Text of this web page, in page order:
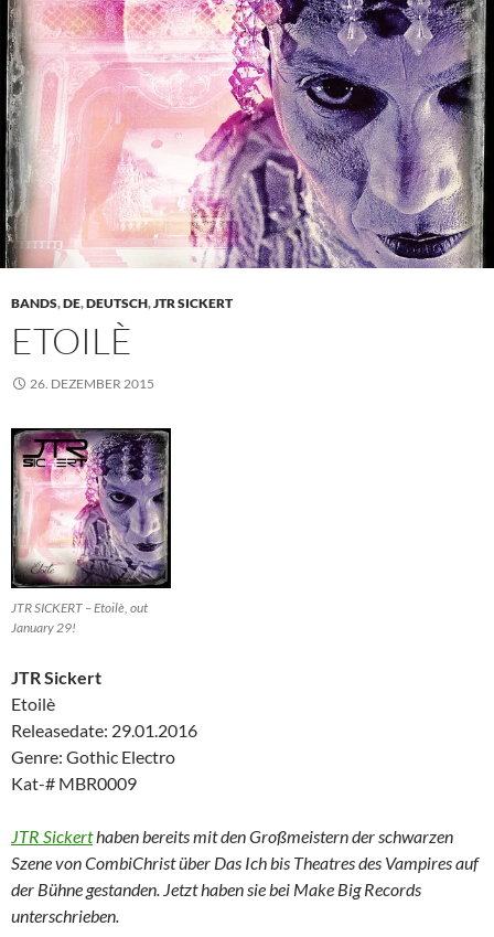
BANDS,DE,DEUTSCH,JTR SICKERT
ETOILÈ
26. DEZEMBER 2015
JTR SICKERT – Etoilè, out
January 29!
JTR Sickert
Etoilè
Releasedate: 29.01.2016
Genre: Gothic Electro
Kat-# MBR0009
JTR Sickerthaben bereits mit den Großmeistern der schwarzen
Szene von CombiChrist über Das Ich bis Theatres des Vampires auf
der Bühne gestanden. Jetzt haben sie bei Make Big Records
unterschrieben.